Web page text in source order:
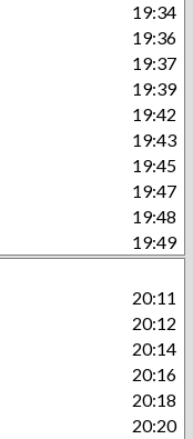
19:34
19:36
19:37
19:39
19:42
19:43
19:45
19:47
19:48
19:49
20:11
20:12
20:14
20:16
20:18
20:20